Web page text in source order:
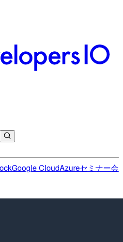
Google CloudAzureセミナー会